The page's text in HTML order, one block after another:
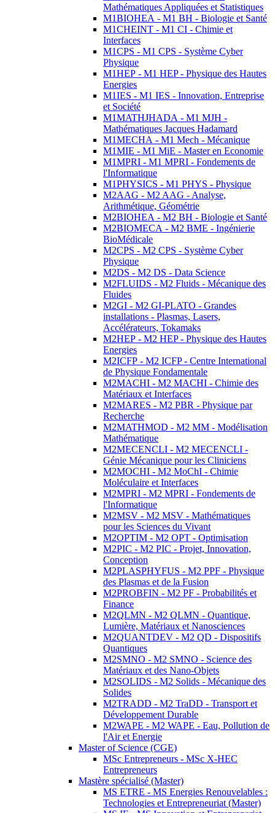
Mathématiques Appliquées et Statistiques
M1BIOHEA - M1 BH - Biologie et Santé
M1CHEINT - M1 CI - Chimie et
Interfaces
M1CPS - M1 CPS - Système Cyber
Physique
M1HEP - M1 HEP - Physique des Hautes
Energies
M1IES - M1 IES - Innovation, Entreprise
et Société
M1MATHJHADA - M1 MJH -
Mathématiques Jacques Hadamard
M1MECHA - M1 Mech - Mécanique
M1MIE - M1 MiE - Master en Economie
M1MPRI - M1 MPRI - Fondements de
l'Informatique
M1PHYSICS - M1 PHYS - Physique
M2AAG - M2 AAG - Analyse,
Arithmétique, Géométrie
M2BIOHEA - M2 BH - Biologie et Santé
M2BIOMECA - M2 BME - Ingénierie
BioMédicale
M2CPS - M2 CPS - Système Cyber
Physique
M2DS - M2 DS - Data Science
M2FLUIDS - M2 Fluids - Mécanique des
Fluides
M2GI - M2 GI-PLATO - Grandes
installations - Plasmas, Lasers,
Accélérateurs, Tokamaks
M2HEP - M2 HEP - Physique des Hautes
Energies
M2ICFP - M2 ICFP - Centre International
de Physique Fondamentale
M2MACHI - M2 MACHI - Chimie des
Matériaux et Interfaces
M2MARES - M2 PBR - Physique par
Recherche
M2MATHMOD - M2 MM - Modélisation
Mathématique
M2MECENCLI - M2 MECENCLI -
Génie Mécanique pour les Cliniciens
M2MOCHI - M2 MoChI - Chimie
Moléculaire et Interfaces
M2MPRI - M2 MPRI - Fondements de
l'Informatique
M2MSV - M2 MSV - Mathématiques
pour les Sciences du Vivant
M2OPTIM - M2 OPT - Optimisation
M2PIC - M2 PIC - Projet, Innovation,
Conception
M2PLASPHYFUS - M2 PPF - Physique
des Plasmas et de la Fusion
M2PROBFIN - M2 PF - Probabilités et
Finance
M2QLMN - M2 QLMN - Quantique,
Lumière, Matériaux et Nanosciences
M2QUANTDEV - M2 QD - Dispositifs
Quantiques
M2SMNO - M2 SMNO - Science des
Matériaux et des Nano-Objets
M2SOLIDS - M2 Solids - Mécanique des
Solides
M2TRADD - M2 TraDD - Transport et
Développement Durable
M2WAPE - M2 WAPE - Eau, Pollution de
l'Air et Energie
Master of Science (CGE)
MSc Entrepreneurs - MSc X-HEC
Entrepreneurs
Mastère spécialisé (Master)
MS ETRE - MS Energies Renouvelables :
Technologies et Entrepreneuriat (Master)